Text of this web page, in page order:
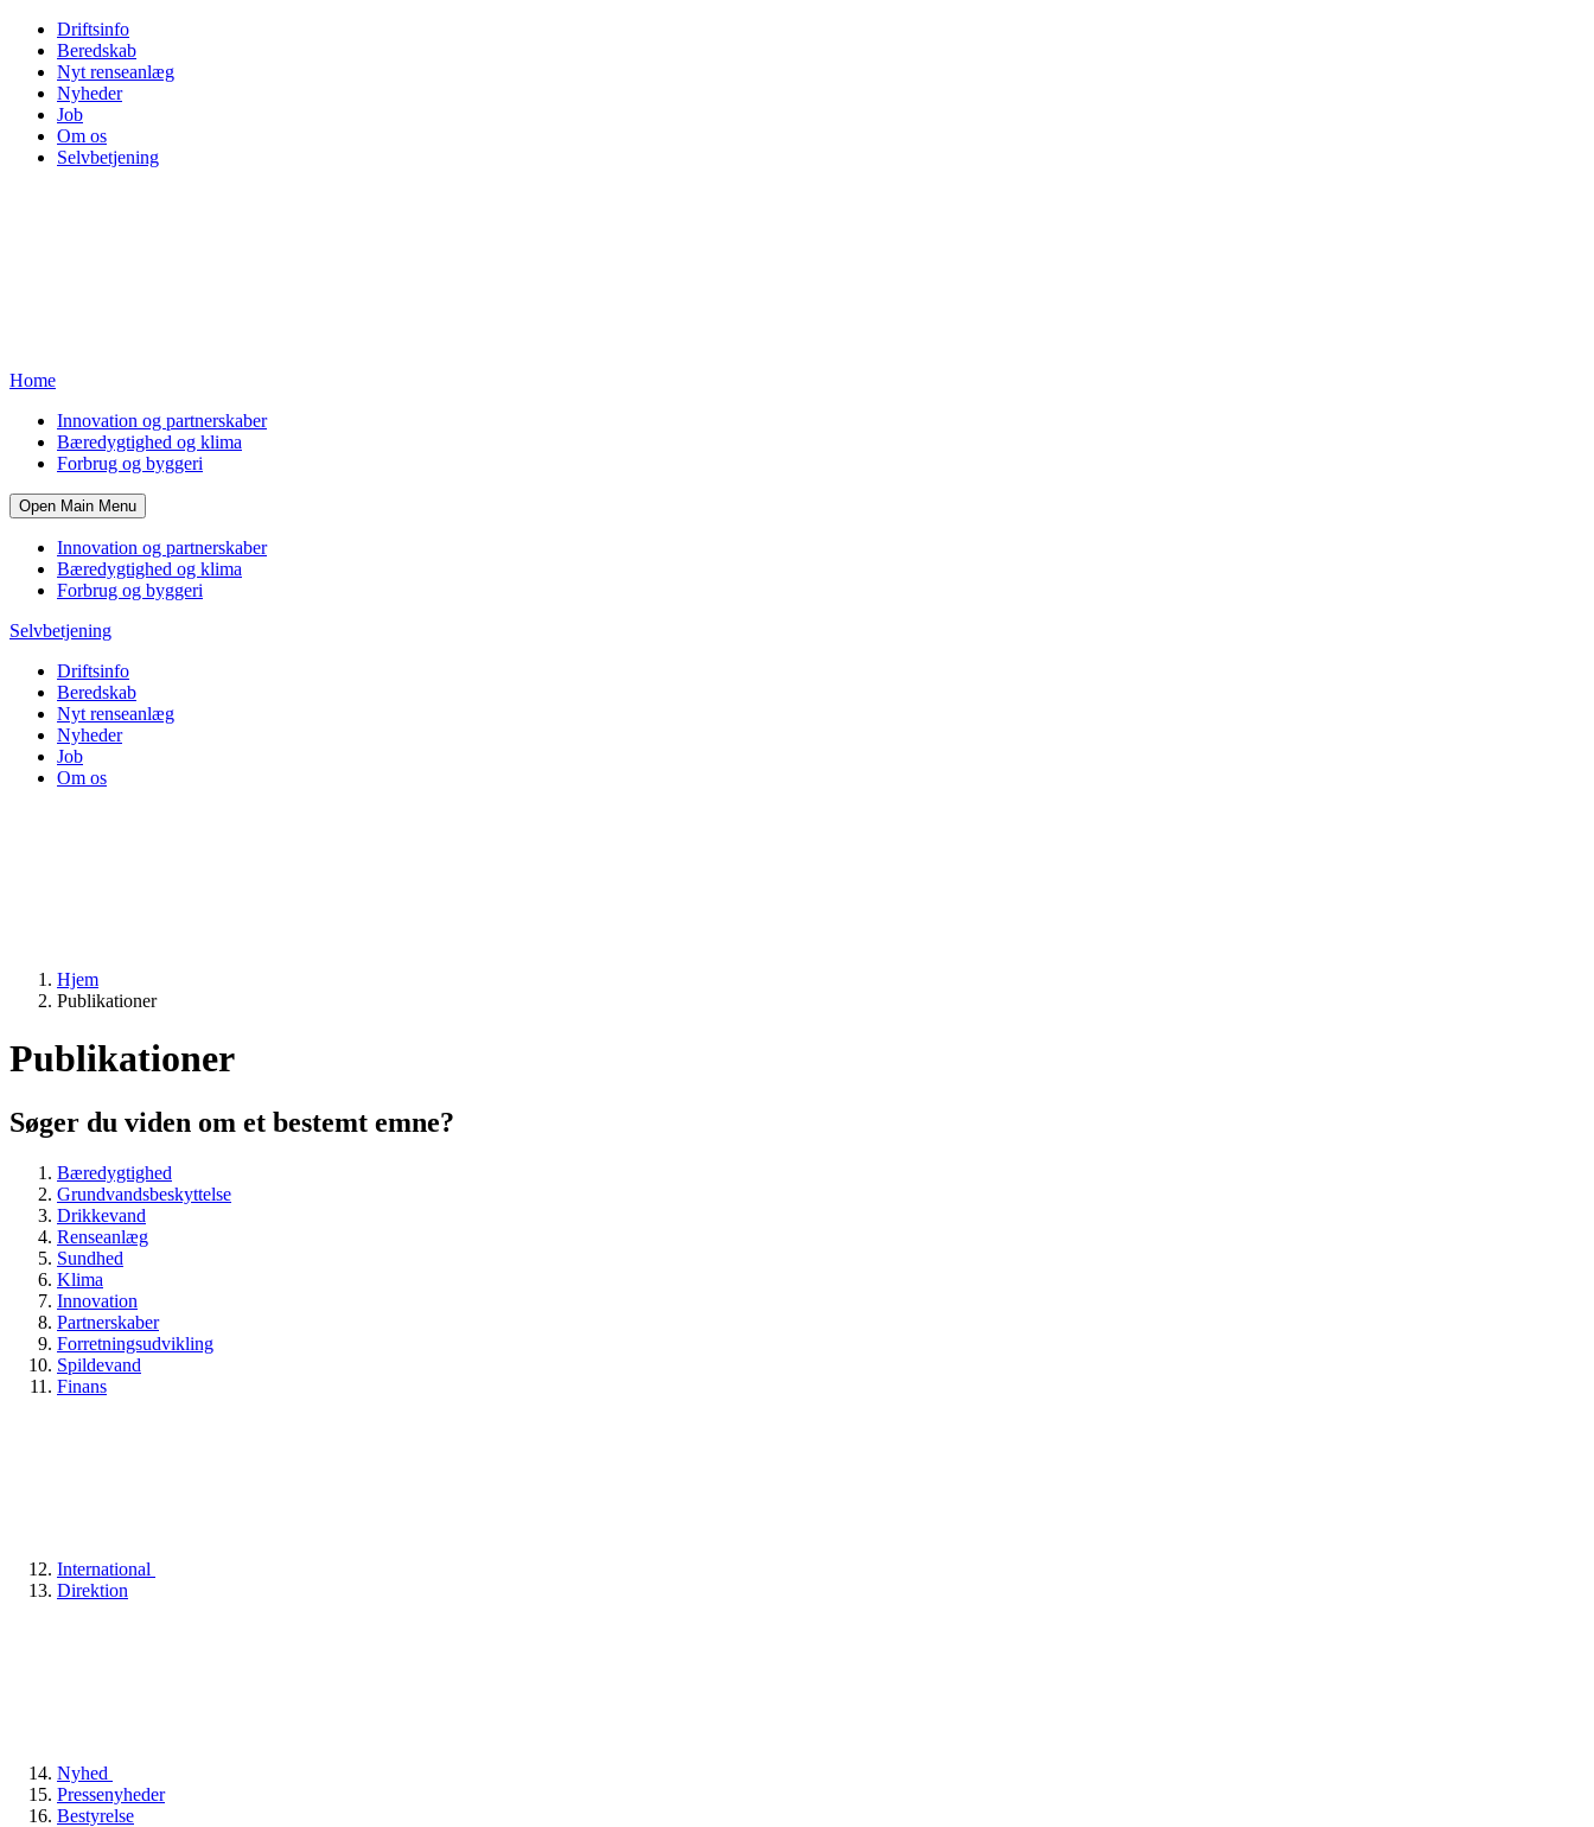
Driftsinfo
Beredskab
Nyt renseanlæg
Nyheder
Job
Om os
Selvbetjening
Home
Innovation og partnerskaber
Bæredygtighed og klima
Forbrug og byggeri
Open Main Menu
Innovation og partnerskaber
Bæredygtighed og klima
Forbrug og byggeri
Selvbetjening
Driftsinfo
Beredskab
Nyt renseanlæg
Nyheder
Job
Om os
Hjem
Publikationer
Publikationer
Søger du viden om et bestemt emne?
Bæredygtighed
Grundvandsbeskyttelse
Drikkevand
Renseanlæg
Sundhed
Klima
Innovation
Partnerskaber
Forretningsudvikling
Spildevand
Finans
International
Direktion
Nyhed
Pressenyheder
Bestyrelse